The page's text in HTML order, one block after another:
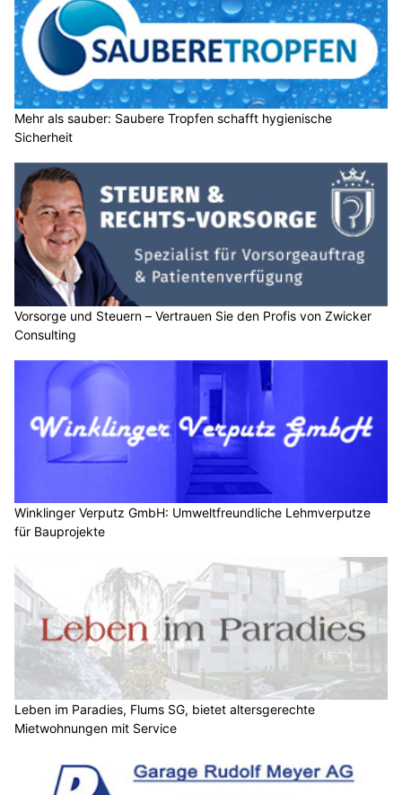
Mehr als sauber: Saubere Tropfen schafft hygienische
Sicherheit
Vorsorge und Steuern – Vertrauen Sie den Profis von Zwicker
Consulting
Winklinger Verputz GmbH: Umweltfreundliche Lehmverputze
für Bauprojekte
Leben im Paradies, Flums SG, bietet altersgerechte
Mietwohnungen mit Service